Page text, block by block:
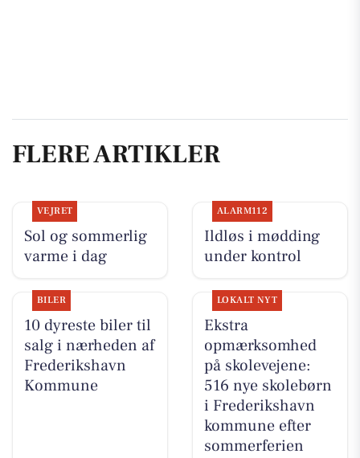
FLERE ARTIKLER
VEJRET
Sol og sommerlig
varme i dag
ALARM112
Ildløs i mødding
under kontrol
BILER
10 dyreste biler til
salg i nærheden af
Frederikshavn
Kommune
LOKALT NYT
Ekstra
opmærksomhed
på skolevejene:
516 nye skolebørn
i Frederikshavn
kommune efter
sommerferien